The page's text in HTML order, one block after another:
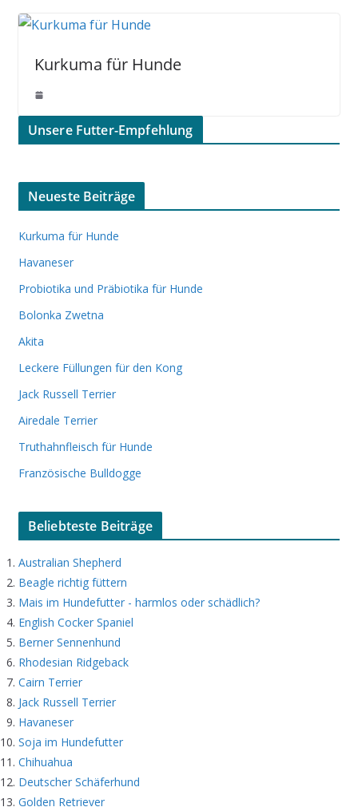
Kurkuma für Hunde
Unsere Futter-Empfehlung
Neueste Beiträge
Kurkuma für Hunde
Havaneser
Probiotika und Präbiotika für Hunde
Bolonka Zwetna
Akita
Leckere Füllungen für den Kong
Jack Russell Terrier
Airedale Terrier
Truthahnfleisch für Hunde
Französische Bulldogge
Beliebteste Beiträge
Australian Shepherd
Beagle richtig füttern
Mais im Hundefutter - harmlos oder schädlich?
English Cocker Spaniel
Berner Sennenhund
Rhodesian Ridgeback
Cairn Terrier
Jack Russell Terrier
Havaneser
Soja im Hundefutter
Chihuahua
Deutscher Schäferhund
Golden Retriever